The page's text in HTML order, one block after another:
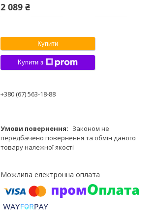
2 089 ₴
Купити
Купити з
+380 (67) 563-18-88
Законом не
передбачено повернення та обмін даного
товару належної якості